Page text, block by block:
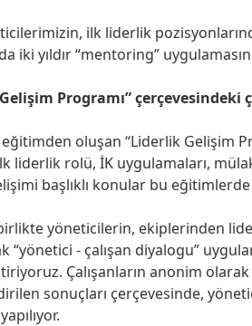
ilk liderlik
iki yıldır “mentoring”
Programı” çerçevesindeki
eğitimden oluşan “Liderlik Gelişim
liderlik rolü, İK uygulamaları,
başlıklı konular bu
yöneticilerin, ekiplerinden
“yönetici - çalışan diyalogu”
Çalışanların anonim
sonuçları çerçevesinde,